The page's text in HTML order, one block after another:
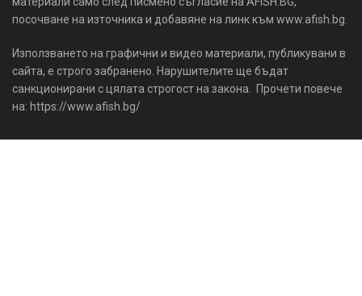
посочване на източника и добавяне на линк към www.afish.bg.
Използването на графични и видео материали, публикувани в
сайта, е строго забранено. Нарушителите ще бъдат
санкционирани с цялата строгост на закона. Прочети повече
на: https://www.afish.bg/